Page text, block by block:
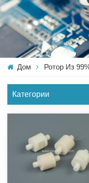
Дом Ротор Из
Категории